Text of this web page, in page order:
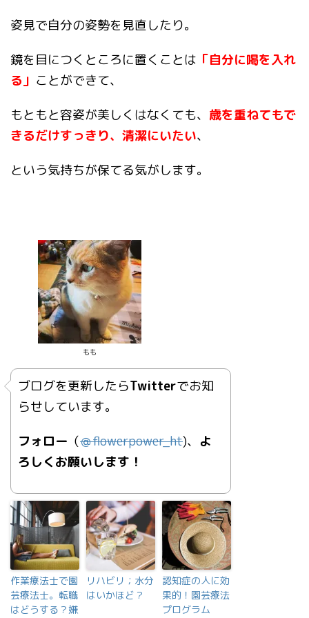
姿見で自分の姿勢を見直したり。
鏡を目につくところに置くことは 「自分に喝を入れ
る」 ことができて、
もともと容姿が美しくはなくても、 歳を重ねてもで
きるだけすっきり、清潔にいたい、
という気持ちが保てる気がします。
もも
ブログを更新したらTwitterでお知
らせしています。
フォロー （＠flowerpower_ht)、 よ
ろしくお願いします！
作業療法士で園
芸療法士。転職
はどうする？嫌
リハビリ；水分
はいかほど？
認知症の人に効
果的！園芸療法
プログラム